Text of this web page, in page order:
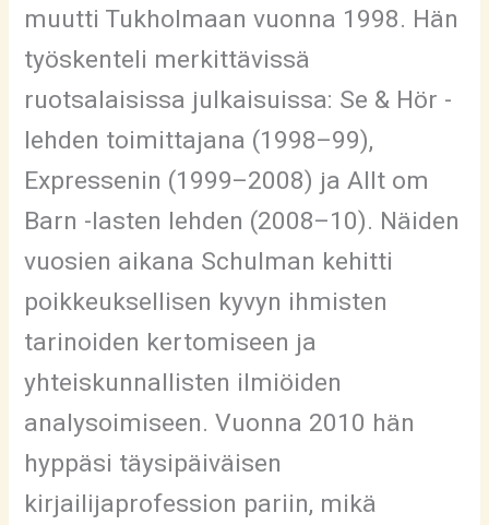
muutti Tukholmaan vuonna 1998. Hän
työskenteli merkittävissä
ruotsalaisissa julkaisuissa: Se & Hör -
lehden toimittajana (1998–99),
Expressenin (1999–2008) ja Allt om
Barn -lasten lehden (2008–10). Näiden
vuosien aikana Schulman kehitti
poikkeuksellisen kyvyn ihmisten
tarinoiden kertomiseen ja
yhteiskunnallisten ilmiöiden
analysoimiseen. Vuonna 2010 hän
hyppäsi täysipäiväisen
kirjailijaprofession pariin, mikä